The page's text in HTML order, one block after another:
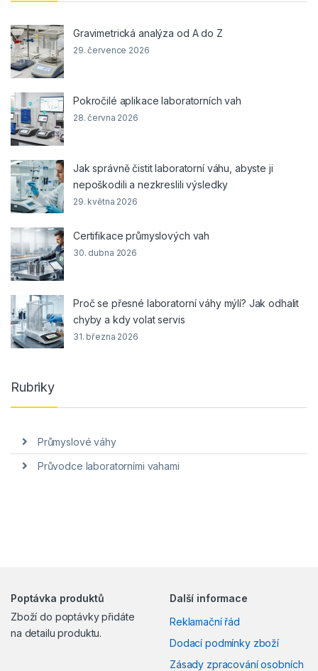
Gravimetrická analýza od A do Z
29. července 2026
Pokročilé aplikace laboratorních vah
28. června 2026
Jak správně čistit laboratorní váhu, abyste ji
nepoškodili a nezkreslili výsledky
29. května 2026
Certifikace průmyslových vah
30. dubna 2026
Proč se přesné laboratorní váhy mýlí? Jak odhalit
chyby a kdy volat servis
31. března 2026
Rubriky
Průmyslové váhy
Průvodce laboratorními vahami
Poptávka produktů
Zboží do poptávky přidáte
na detailu produktu.
Další informace
Reklamační řád
Dodací podmínky zboží
Zásady zpracování osobních